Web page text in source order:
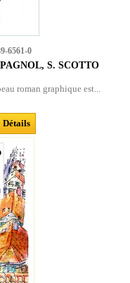
6561-0
S. SCOTTO
roman graphique est...
Détails